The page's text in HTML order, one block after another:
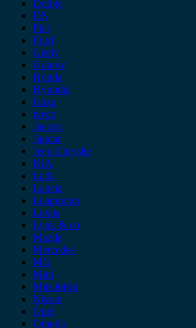
Dodge
DS
Fiat
Ford
Geely
Gonow
Honda
Hyundai
Isuzu
iveco
Jaecoo
Jaguar
Jeep Chrysler
KIA
Lada
Lancia
Leapmotor
Lexus
Lynk & co
Mazda
Mercedes
MG
Mini
Mitsubishi
Nissan
Opel
Omoda